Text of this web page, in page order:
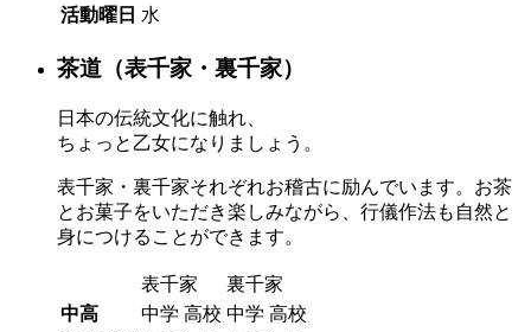
活動曜日 水
茶道（表千家・裏千家）
日本の伝統文化に触れ、
ちょっと乙女になりましょう。
表千家・裏千家それぞれお稽古に励んでいます。お茶
とお菓子をいただき楽しみながら、行儀作法も自然と
身につけることができます。
表千家
裏千家
中高
中学 高校 中学 高校